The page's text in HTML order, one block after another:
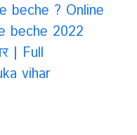
beche ? Online
beche 2022
| Full
vihar